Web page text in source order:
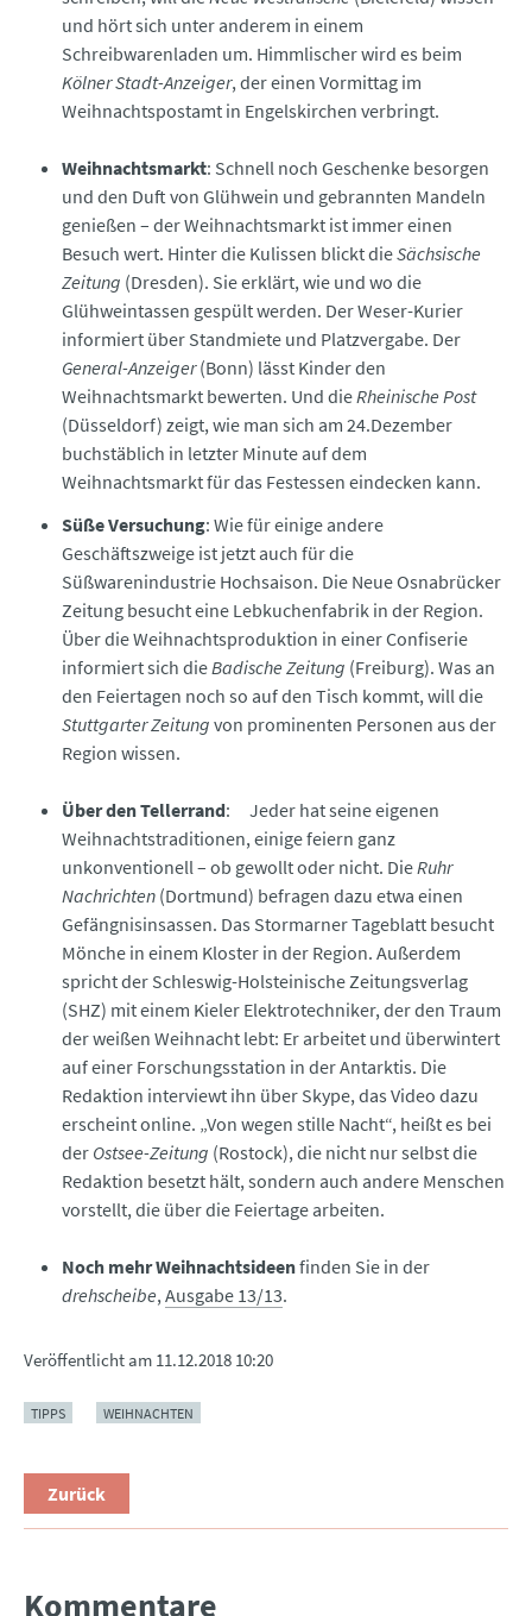
und hört sich unter anderem in einem
Schreibwarenladen um. Himmlischer wird es beim
Kölner Stadt-Anzeiger, der einen Vormittag im
Weihnachtspostamt in Engelskirchen verbringt.
Weihnachtsmarkt: Schnell noch Geschenke besorgen
und den Duft von Glühwein und gebrannten Mandeln
genießen – der Weihnachtsmarkt ist immer einen
Besuch wert. Hinter die Kulissen blickt dieSächsische
Zeitung (Dresden). Sie erklärt, wie und wo die
Glühweintassen gespült werden. Der Weser-Kurier
informiert über Standmiete und Platzvergabe. Der
General-Anzeiger(Bonn) lässt Kinder den
Weihnachtsmarkt bewerten. Und dieRheinische Post
(Düsseldorf) zeigt, wie man sich am 24.Dezember
buchstäblich in letzter Minute auf dem
Weihnachtsmarkt für das Festessen eindecken kann.
Süße Versuchung: Wie für einige andere
Geschäftszweige ist jetzt auch für die
Süßwarenindustrie Hochsaison. Die Neue Osnabrücker
Zeitung besucht eine Lebkuchenfabrik in der Region.
Über die Weihnachtsproduktion in einer Confiserie
informiert sich dieBadische Zeitung (Freiburg). Was an
den Feiertagen noch so auf den Tisch kommt, will die
Stuttgarter Zeitung von prominenten Personen aus der
Region wissen.
Über den Tellerrand: Jeder hat seine eigenen
Weihnachtstraditionen, einige feiern ganz
unkonventionell – ob gewollt oder nicht. DieRuhr
Nachrichten (Dortmund) befragen dazu etwa einen
Gefängnisinsassen. Das Stormarner Tageblatt besucht
Mönche in einem Kloster in der Region. Außerdem
spricht der Schleswig-Holsteinische Zeitungsverlag
(SHZ) mit einem Kieler Elektrotechniker, der den Traum
der weißen Weihnacht lebt: Er arbeitet und überwintert
auf einer Forschungsstation in der Antarktis. Die
Redaktion interviewt ihn über Skype, das Video dazu
erscheint online. „Von wegen stille Nacht“, heißt es bei
der Ostsee-Zeitung (Rostock), die nicht nur selbst die
Redaktion besetzt hält, sondern auch andere Menschen
vorstellt, die über die Feiertage arbeiten.
Noch mehr Weihnachtsideenfinden Sie in der
drehscheibe, Ausgabe 13/13.
Veröffentlicht am 11.12.2018 10:20
TIPPS WEIHNACHTEN
Zurück
Kommentare